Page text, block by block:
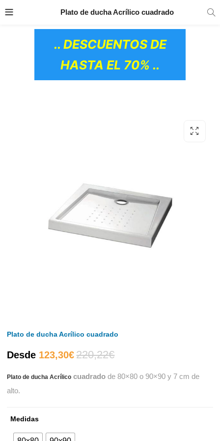
PRODUCTOS
.. DESCUENTOS DE
HASTA EL 70% ..
Plato de ducha Acrílico cuadrado
Plato de ducha Acrílico cuadrado
Desde 123,30€El
precio
220,22€El
precio
Plato de ducha Acrílico cuadrado de 80×80 o 90×90 y 7 cm de
alto.
Medidas